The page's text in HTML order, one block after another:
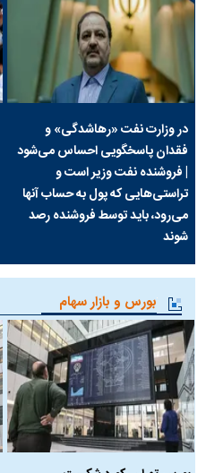
در وزارت نفت «رهاشدگی» و
فقدان پاسخگویی احساس می‌شود
| فروشنده نفت وزیر است و
تراستی‌هایی که پول به حساب آنها
می‌رود، باید توسط فروشنده رصد
شوند
بورس و بازار سهام